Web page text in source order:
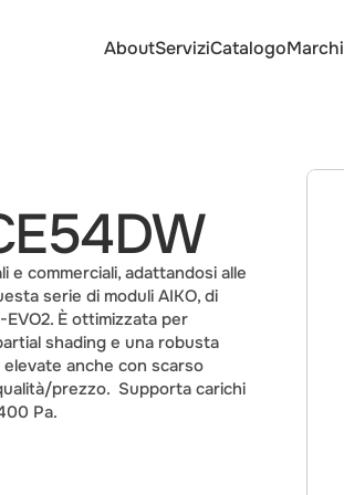
AboutServiziCatalogoMarchi
e commerciali, adattandosi alle
serie di moduli AIKO, di
È ottimizzata per
shading e una robusta
anche con scarso
prezzo.  Supporta carichi
Pa.